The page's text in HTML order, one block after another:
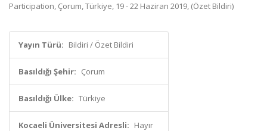
Participation, Çorum, Türkiye, 19 - 22 Haziran 2019, (Özet Bildiri)
Yayın Türü: Bildiri / Özet Bildiri
Basıldığı Şehir: Çorum
Basıldığı Ülke: Türkiye
Kocaeli Üniversitesi Adresli: Hayır